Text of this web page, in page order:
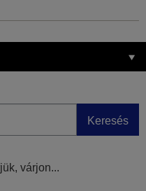
Keresés
várjon...